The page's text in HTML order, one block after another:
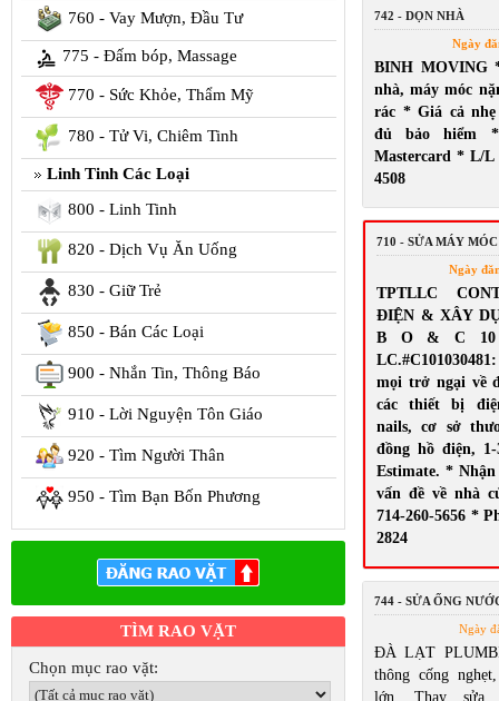
760 - Vay Mượn, Đầu Tư
775 - Đấm bóp, Massage
770 - Sức Khỏe, Thẩm Mỹ
780 - Tử Vi, Chiêm Tinh
Linh Tinh Các Loại
800 - Linh Tinh
820 - Dịch Vụ Ăn Uống
830 - Giữ Trẻ
850 - Bán Các Loại
900 - Nhắn Tin, Thông Báo
910 - Lời Nguyện Tôn Giáo
920 - Tìm Người Thân
950 - Tìm Bạn Bốn Phương
TÌM RAO VẶT
Chọn mục rao vặt:
742 - DỌN NHÀ
Ngày
BINH MOVING
nhà, máy móc
rác * Giá cả
đủ bảo hiểm *
Mastercard * L/L
4508
710 - SỬA MÁY MÓC
Ngày
TPTLLC
ĐIỆN & XÂY
B O & C 10
mọi trở ngại về
các thiết bị
nails, cơ sở
đồng hồ điện, 1-
Estimate. *
vấn đề về nhà
714-260-5656 *
2824
744 - SỬA ỐNG
Ngày
ĐÀ LẠT
thông cống
lớn. Thay sửa